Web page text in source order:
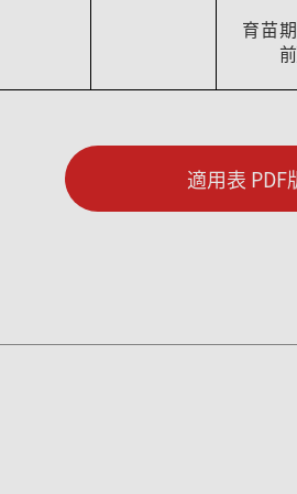
育苗
前
適用表 PDF